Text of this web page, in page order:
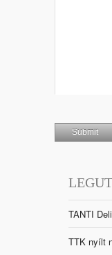
TANTI
TTK nyílt